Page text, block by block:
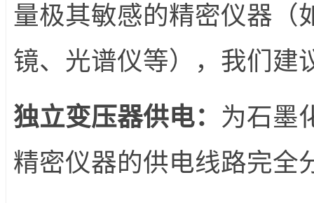
量极其敏感的精密仪器（
镜、光谱仪等），我们建
独立变压器供电： 为石墨
精密仪器的供电线路完全